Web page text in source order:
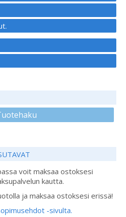
voit maksaa ostoksesi
kautta.
ja maksaa ostoksesi erissä!
-sivulta.